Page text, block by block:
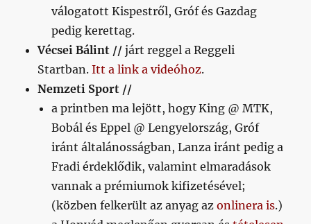
válogatott Kispestről, Gróf és Gazdag
pedig kerettag.
Vécsei Bálint //járt reggel a Reggeli
Startban.Itt a link a videóhoz.
Nemzeti Sport //
a printben ma lejött, hogy King @ MTK,
Bobál és Eppel @ Lengyelország, Gróf
iránt általánosságban, Lanza iránt pedig a
Fradi érdeklődik, valamint elmaradások
vannak a prémiumok kifizetésével;
(közben felkerült az anyag azonlinera is.)